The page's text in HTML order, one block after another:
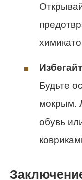
Будьте
мокрым.
обувь